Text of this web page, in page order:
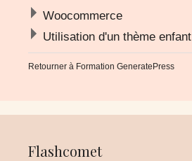
Woocommerce
Utilisation d'un thème enfant
Retourner à Formation GeneratePress
Flashcomet